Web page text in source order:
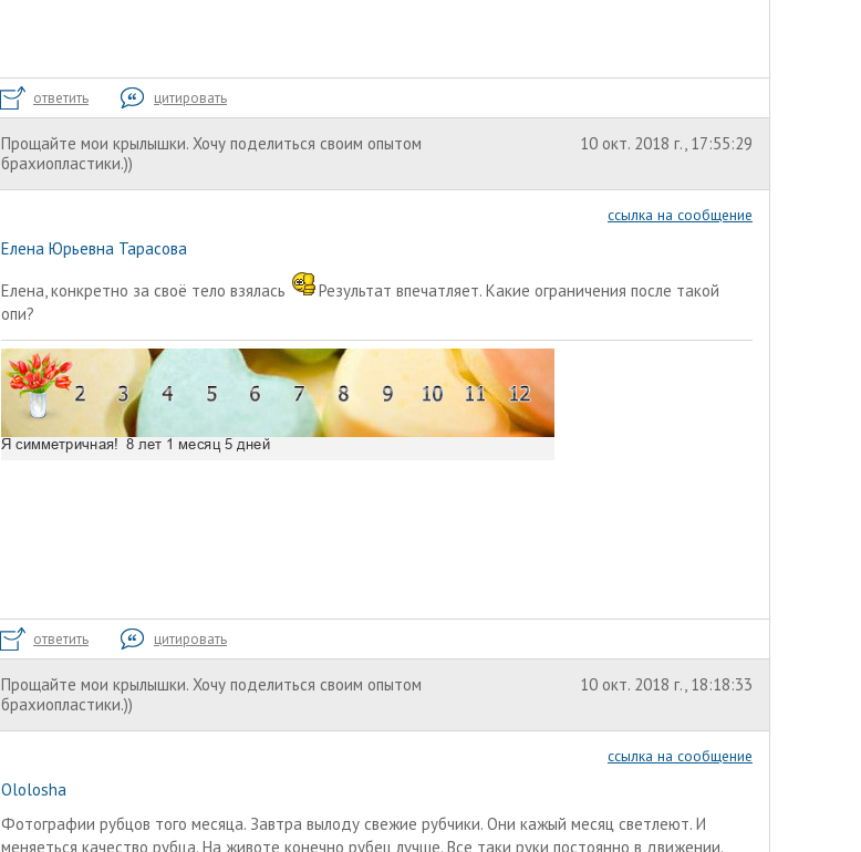
ответить цитировать
Прощайте мои крылышки. Хочу поделиться своим опытом
брахиопластики.))
10 окт. 2018 г., 17:55:29
ссылка на сообщение
Елена Юрьевна Тарасова
Елена, конкретно за своё тело взялась
Результат впечатляет. Какие ограничения после такой
опи?
ответить цитировать
Прощайте мои крылышки. Хочу поделиться своим опытом
брахиопластики.))
10 окт. 2018 г., 18:18:33
ссылка на сообщение
Ololosha
Фотографии рубцов того месяца. Завтра вылоду свежие рубчики. Они кажый месяц светлеют. И
меняеться качество рубца. На животе конечно рубец лучше. Все таки руки постоянно в движении.